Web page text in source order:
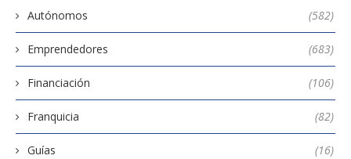
Autónomos (582)
Emprendedores (683)
Financiación (106)
Franquicia (82)
Guías (16)